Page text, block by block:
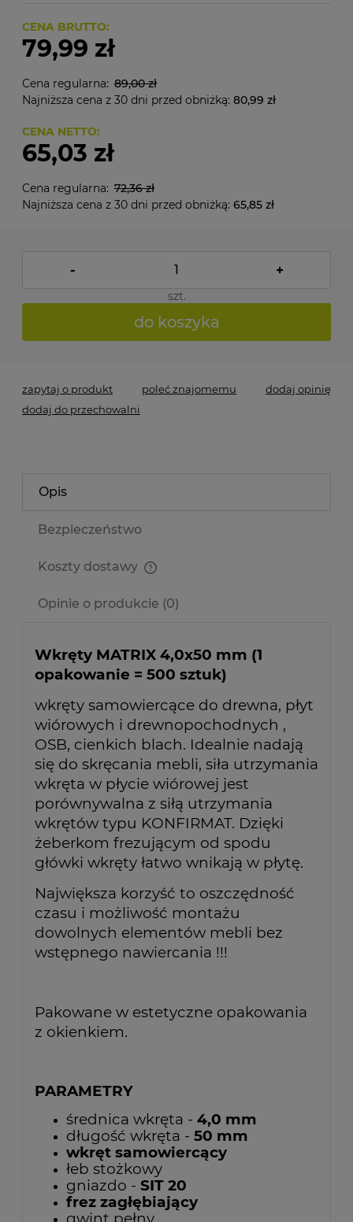
CENA BRUTTO:
79,99 zł
Cena regularna: 89,00 zł
Najniższa cena z 30 dni przed obniżką: 80,99 zł
CENA NETTO:
65,03 zł
Cena regularna: 72,36 zł
Najniższa cena z 30 dni przed obniżką: 65,85 zł
- +
szt.
do koszyka
zapytaj o produkt poleć znajomemu
dodaj opinię
dodaj do przechowalni
Opis
Bezpieczeństwo
Koszty dostawy
Opinie o produkcie (0)
Wkręty MATRIX 4,0x50 mm (1
opakowanie = 500 sztuk)
wkręty samowiercące do drewna, płyt
wiórowych i drewnopochodnych ,
OSB, cienkich blach. Idealnie nadają
się do skręcania mebli, siła utrzymania
wkręta w płycie wiórowej jest
porównywalna z siłą utrzymania
wkrętów typu KONFIRMAT. Dzięki
żeberkom frezującym od spodu
główki wkręty łatwo wnikają w płytę.
Największa korzyść to oszczędność
czasu i możliwość montażu
dowolnych elementów mebli bez
wstępnego nawiercania !!!
Pakowane w estetyczne opakowania
z okienkiem.
PARAMETRY
średnica wkręta - 4,0 mm
długość wkręta - 50 mm
wkręt samowiercący
łeb stożkowy
gniazdo - SIT 20
frez zagłębiający